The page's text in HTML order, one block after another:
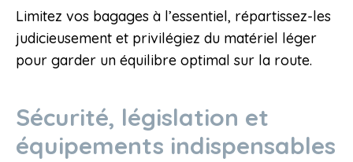
Limitez vos bagages à l’essentiel, répartissez-les
judicieusement et privilégiez du matériel léger
pour garder un équilibre optimal sur la route.
Sécurité, législation et
équipements indispensables